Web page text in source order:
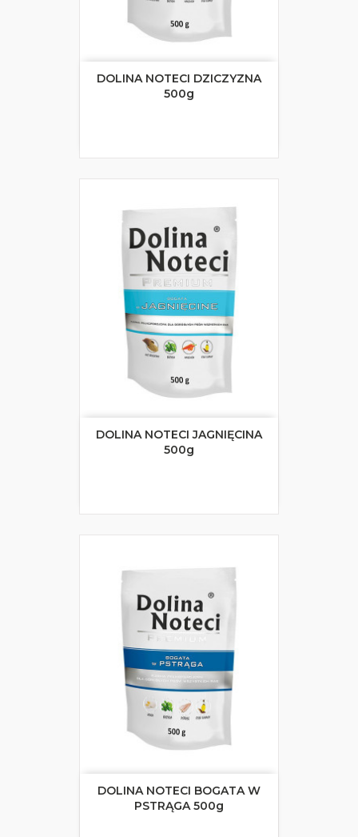
DOLINA NOTECI DZICZYZNA
500g
DOLINA NOTECI JAGNIĘCINA
500g
DOLINA NOTECI BOGATA W
PSTRĄGA 500g